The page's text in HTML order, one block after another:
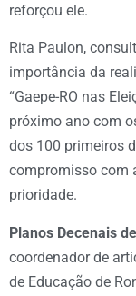
reforçou ele.
Rita Paulon,
importância da
“Gaepe-RO nas
próximo ano com
dos 100 primeiros
compromisso com
prioridade.
Planos Decenais
coordenador de
de Educação de